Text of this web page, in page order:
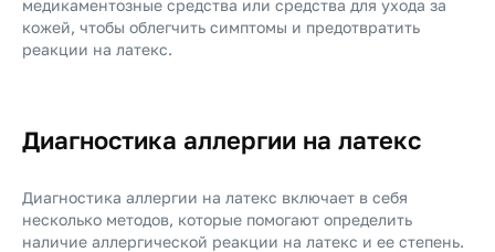
медикаментозные средства или средства для ухода за
кожей, чтобы облегчить симптомы и предотвратить
реакции на латекс.
Диагностика аллергии на латекс
Диагностика аллергии на латекс включает в себя
несколько методов, которые помогают определить
наличие аллергической реакции на латекс и ее степень.